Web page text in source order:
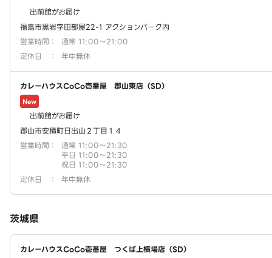
出前館がお届け
福島市黒岩字田部屋22-1 アクションパーク内
営業時間 ：
通常 11:00～21:00
定休日
： 年中無休
カレーハウスCoCo壱番屋 郡山東店（SD）
New
出前館がお届け
郡山市安積町日出山２丁目１４
営業時間 ：
通常 11:00～21:30
平日 11:00～21:30
祝日 11:00～21:30
定休日
： 年中無休
茨城県
カレーハウスCoCo壱番屋 つくば上横場店（SD）